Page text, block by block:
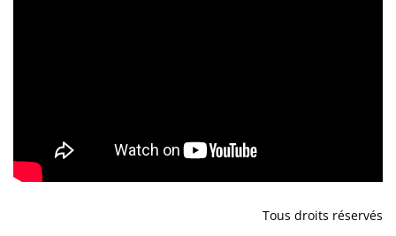
Tous droits réservés